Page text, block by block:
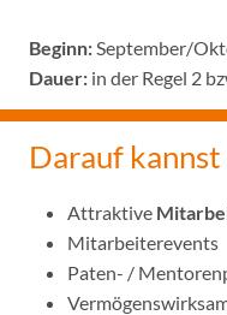
Beginn:September/
Dauer: in der Regel 2
Darauf
Attraktive
Mitarbeiterevents
Paten- /